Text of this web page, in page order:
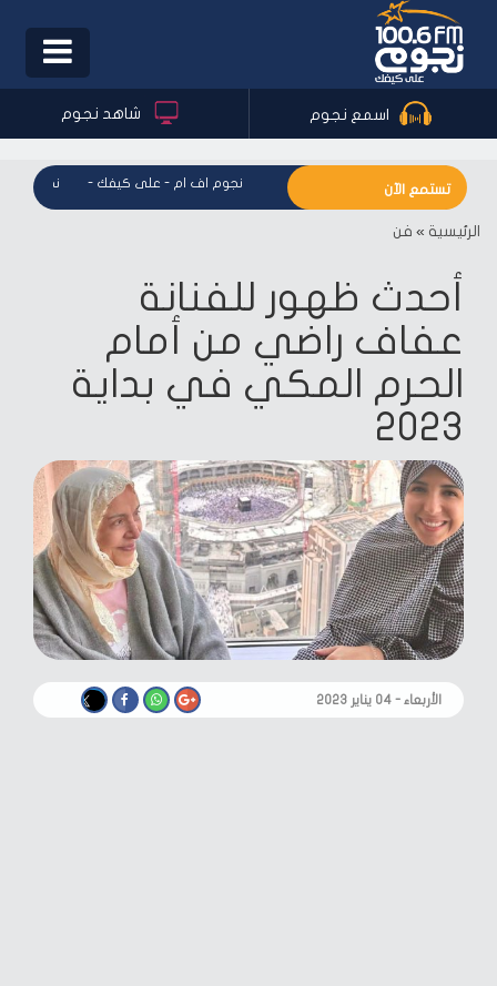
Toggle
اسمع نجوم شاهد نجوم
تستمع الآن
نجوم اف ام - على كيفك - نجوم اف ام - على كيفك نجوم اف ام
الرئيسية » فن
أحدث ظهور للفنانة
عفاف راضي من أمام
الحرم المكي في بداية
2023
الأربعاء - ٠٤ يناير ٢٠٢٣